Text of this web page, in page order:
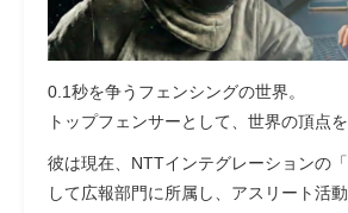
0.1秒を争うフェンシングの世界。
トップフェンサーとして、世界の頂点を
彼は現在、NTTインテグレーションの
して広報部門に所属し、アスリート活